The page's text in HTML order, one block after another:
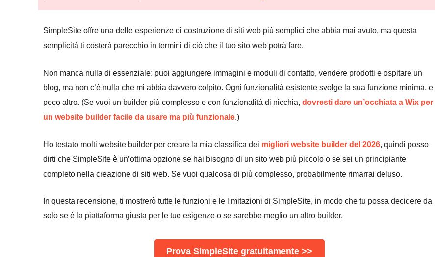
SimpleSite offre una delle esperienze di costruzione di siti web più semplici che abbia mai avuto, ma questa
semplicità ti costerà parecchio in termini di ciò che il tuo sito web potrà fare.
Non manca nulla di essenziale: puoi aggiungere immagini e moduli di contatto, vendere prodotti e ospitare un
blog, ma non c’è nulla che mi abbia davvero colpito. Ogni funzionalità esistente svolge la sua funzione minima, e
poco altro. (Se vuoi un builder più complesso o con funzionalità di nicchia, dovresti dare un’occhiata a Wix per
un website builder facile da usare ma più funzionale.)
Ho testato molti website builder per creare la mia classifica dei migliori website builder del 2026, quindi posso
dirti che SimpleSite è un’ottima opzione se hai bisogno di un sito web più piccolo o se sei un principiante
completo nella creazione di siti web. Se vuoi qualcosa di più complesso, probabilmente rimarrai deluso.
In questa recensione, ti mostrerò tutte le funzioni e le limitazioni di SimpleSite, in modo che tu possa decidere da
solo se è la piattaforma giusta per le tue esigenze o se sarebbe meglio un altro builder.
Prova SimpleSite gratuitamente >>